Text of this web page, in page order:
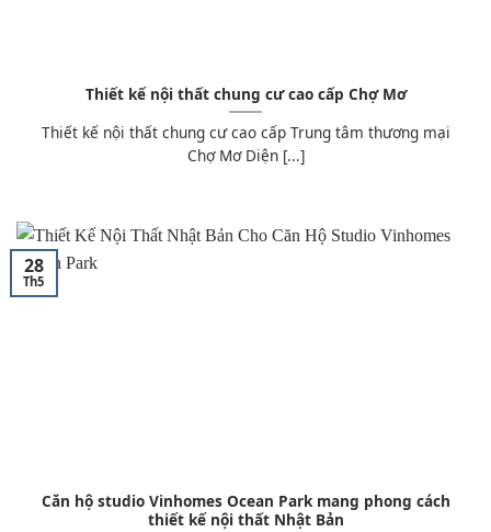
Thiết kế nội thất chung cư cao cấp Chợ Mơ
Thiết kế nội thất chung cư cao cấp Trung tâm thương mại
Chợ Mơ Diện [...]
Căn hộ studio Vinhomes Ocean Park mang phong cách
thiết kế nội thất Nhật Bản
28
Th5